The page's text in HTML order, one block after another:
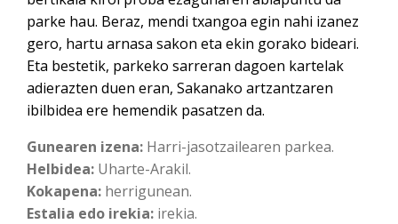
parke hau. Beraz, mendi txangoa egin nahi izanez
gero, hartu arnasa sakon eta ekin gorako bideari.
Eta bestetik, parkeko sarreran dagoen kartelak
adierazten duen eran, Sakanako artzantzaren
ibilbidea ere hemendik pasatzen da.
Gunearen izena: Harri-jasotzailearen parkea.
Helbidea: Uharte-Arakil.
Kokapena: herrigunean.
Estalia edo irekia: irekia.